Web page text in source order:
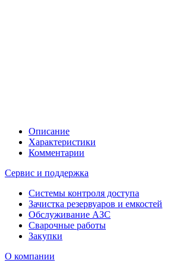
Описание
Характеристики
Комментарии
Сервис и поддержка
Системы контроля доступа
Зачистка резервуаров и емкостей
Обслуживание АЗС
Сварочные работы
Закупки
О компании